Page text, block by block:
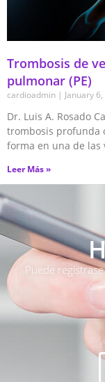
Trombosis de
pulmonar (PE)
cardioadmin January
Dr. Luis A. Rosado
trombosis profunda
forma en una de las
Leer Más »
Puede